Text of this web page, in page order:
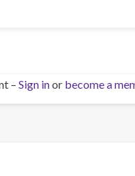
– Sign inor become a